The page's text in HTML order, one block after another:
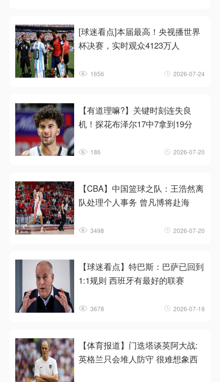
[球迷看点]本届最高！央视播世界
杯决赛，实时观众4123万人
1656 2026-07-24
【有道理嘛?】关键时刻连失良
机！探花布泽尔17中7拿到19分
186 2026-07-20
【CBA】中国篮球之队：王浩然离
队处理个人事务 曾凡博将赴海
3498 2026-07-20
【球迷看点】特巴斯：巴萨已回到
1:1规则 西班牙有最好的联赛
3678 2026-07-19
【体育报道】门迭塔谈英阿大战:
英格兰只会堆人防守 很难想象西